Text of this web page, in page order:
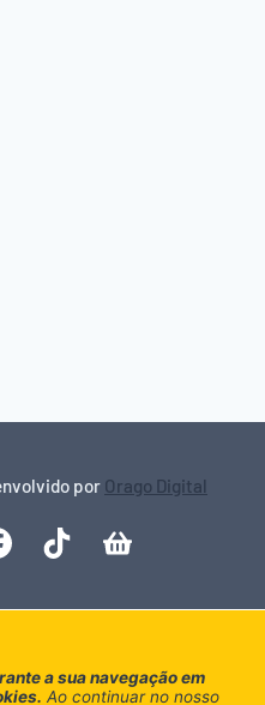
por Orago Digital
a sua navegação em
Ao continuar no nosso